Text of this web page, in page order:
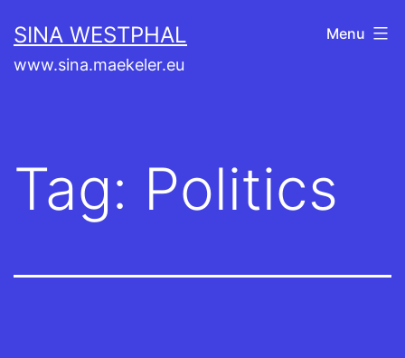
to
content
SINA WESTPHAL
www.sina.maekeler.eu
Menu
Tag: Politics